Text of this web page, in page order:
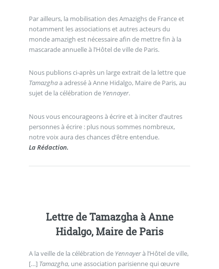
Par ailleurs, la mobilisation des Amazighs de France et
notamment les associations et autres acteurs du
monde amazigh est nécessaire afin de mettre fin à la
mascarade annuelle à l’Hôtel de ville de Paris.
Nous publions ci-après un large extrait de la lettre que
Tamazghaa adressé à Anne Hidalgo, Maire de Paris, au
sujet de la célébration de Yennayer.
Nous vous encourageons à écrire et à inciter d’autres
personnes à écrire : plus nous sommes nombreux,
notre voix aura des chances d’être entendue.
La Rédaction.
Lettre de Tamazgha à Anne
Hidalgo, Maire de Paris
A la veille de la célébration de Yennayerà l’Hôtel de ville,
[…] Tamazgha, une association parisienne qui œuvre